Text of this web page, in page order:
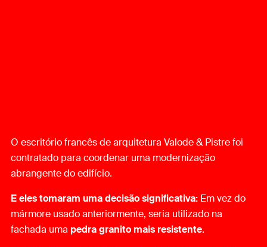
O escritório francês de arquitetura Valode & Pistre foi
contratado para coordenar uma modernização
abrangente do edifício.
E eles tomaram uma decisão significativa: Em vez do
mármore usado anteriormente, seria utilizado na
fachada uma pedra granito mais resistente.